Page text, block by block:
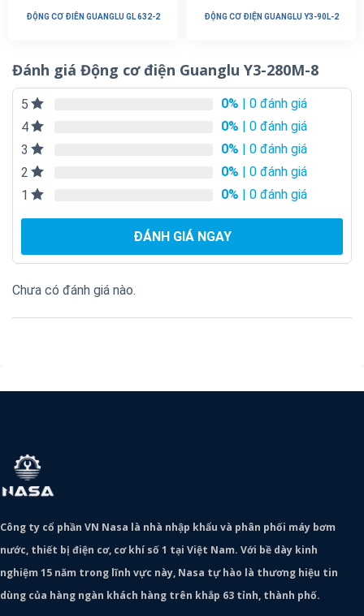
ĐỘNG CƠ ĐIÊN GUANGLU GL 632-2 ĐỘNG CƠ ĐIỆN GUANGLU Y3-90L-2
Đánh giá Động cơ điện Guanglu Y3-280M-8
5 0% | 0 đánh giá
4
0% | 0 đánh giá
3
0% | 0 đánh giá
2
0% | 0 đánh giá
1
0% | 0 đánh giá
ĐÁNH GIÁ NGAY
Chưa có đánh giá nào.
Công ty cổ phần VN Nasa là nhà nhập khẩu và phân phối máy bơm
nước, thiết bị điện cơ, cơ khí số 1 tại Việt Nam. Với bề dày kinh
nghiệm 15 năm trong lĩnh vực này, Nasa tự hào là thương hiệu tin
dùng của hàng ngàn khách hàng trên khắp 63 tỉnh, thành phố.